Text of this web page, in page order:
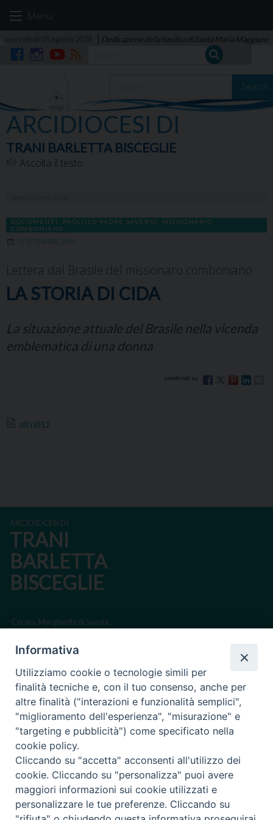
Menu
Dedicazione della basilica di Santa Maria Maggiore
Search
ARCIDIOCESI DI
TRANI BARLETTA BISCEGLIE
Ascolta il testo
DOCUMENTI
PAOLILLO PADRE SAVERIO, MISSIONARIO
COMBONIANO
15 SETTEMBRE 2005
Lettera dal Brasile del missionaro comboniano
LA STORIA DI CIDA
La situazione attuale del Brasile nella vicenda
emblematica di una donna
altri012
ARCIDIOCESI DI
TRANI
BARLETTA
BISCEGLIE
Corato, Margherita di Savoia,
Regione ecclesiastica Puglia
Via Beltrani, 9
76125 Trani BT
Centralino Tel. 0883 494211
Cancelleria Tel. 0883 494204
cancelleria@arcidiocesitrani.it
Informativa
Utilizziamo cookie o tecnologie simili per
finalità tecniche e, con il tuo consenso, anche per
altre finalità ("interazioni e funzionalità semplici",
"miglioramento dell'esperienza", "misurazione" e
"targeting e pubblicità") come specificato nella
cookie policy.
Cliccando su "accetta" acconsenti all'utilizzo dei
cookie. Cliccando su "personalizza" puoi avere
maggiori informazioni sui cookie utilizzati e
personalizzare le tue preferenze. Cliccando su